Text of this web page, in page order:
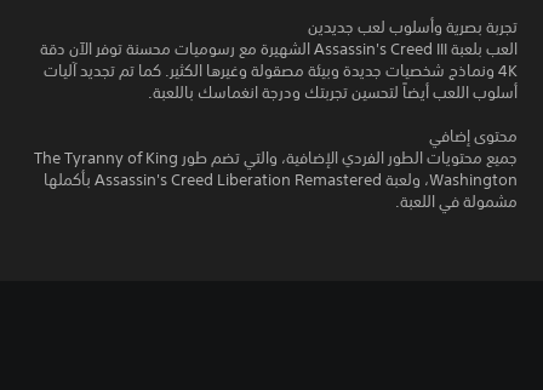
تجربة بصرية وأسلوب لعب جديدين
العب بلعبة Assassin's Creed III الشهيرة مع رسوميات محسنة توفر الآن دقة
4K ونماذج شخصيات جديدة وبيئة مصقولة وغيرها الكثير. كما تم تجديد آليات
أسلوب اللعب أيضاً لتحسين تجربتك ودرجة انغماسك باللعبة.
محتوى إضافي
جميع محتويات الطور الفردي الإضافية، والتي تضم طور The Tyranny of King
Washington، ولعبة Assassin's Creed Liberation Remastered بأكملها
مشمولة في اللعبة.